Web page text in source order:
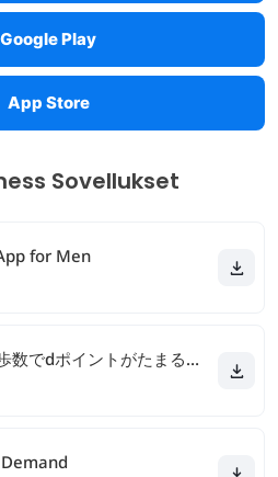
Google Play
App Store
Sovellukset
for Men
dヘルスケア -歩数でdポイントがたまる健康管理アプリ-